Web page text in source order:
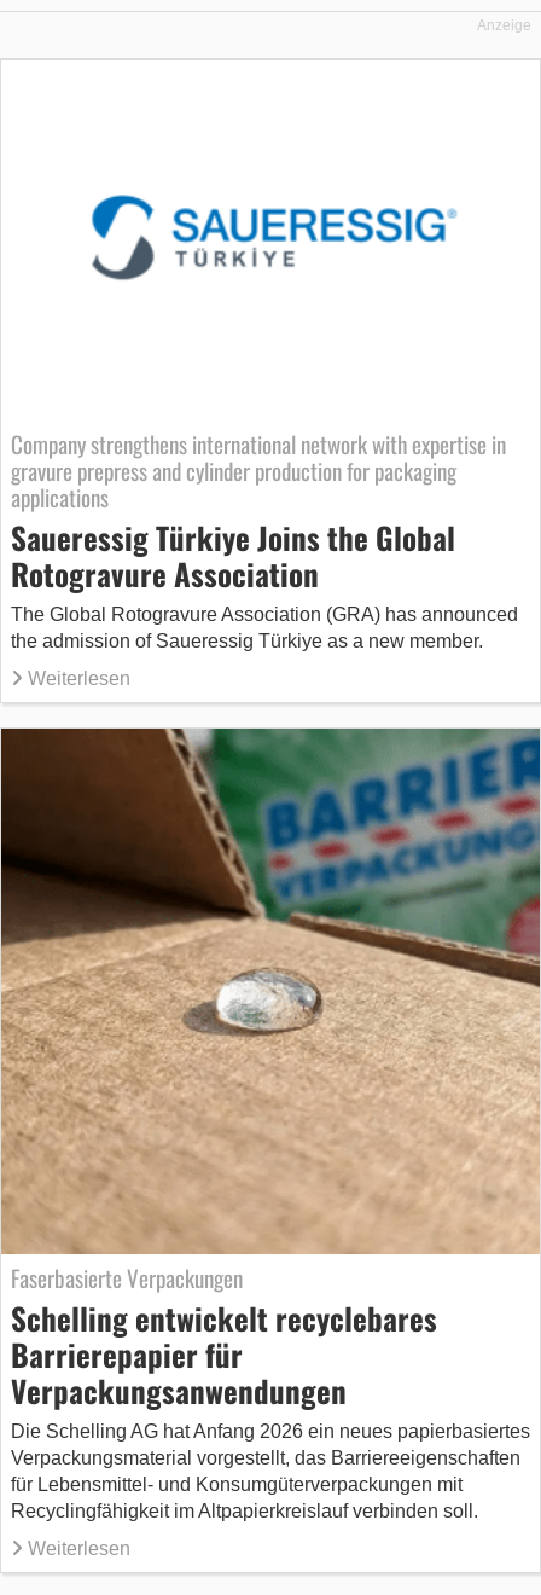
Anzeige
Company strengthens international network with expertise in
gravure prepress and cylinder production for packaging
applications
Saueressig Türkiye Joins the Global
Rotogravure Association
The Global Rotogravure Association (GRA) has announced
the admission of Saueressig Türkiye as a new member.
Weiterlesen
Faserbasierte Verpackungen
Schelling entwickelt recyclebares
Barrierepapier für
Verpackungsanwendungen
Die Schelling AG hat Anfang 2026 ein neues papierbasiertes
Verpackungsmaterial vorgestellt, das Barriereeigenschaften
für Lebensmittel- und Konsumgüterverpackungen mit
Recyclingfähigkeit im Altpapierkreislauf verbinden soll.
Weiterlesen